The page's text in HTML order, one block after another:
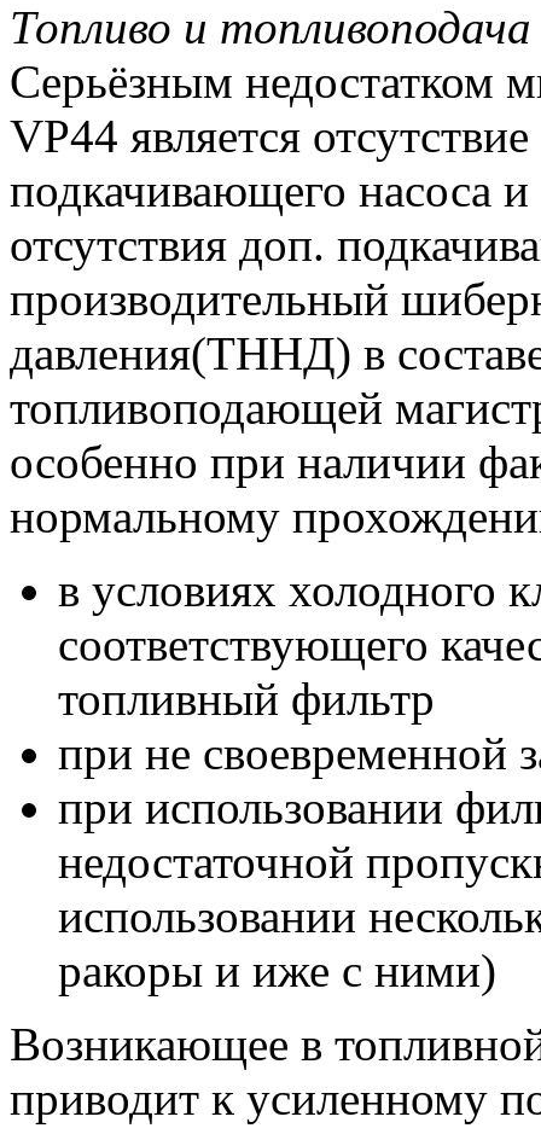
Топливо и топливоподача
Серьёзным недостатком
VP44 является
подкачивающего насоса
отсутствия доп.
производительный
давления(ТННД) в
топливоподающей
особенно при наличии
нормальному
в условиях холодного
соответствующего
топливный фильтр
при не своевременной
при использовании
недостаточной
использовании
ракоры и иже с ними)
Возникающее в
приводит к усиленному